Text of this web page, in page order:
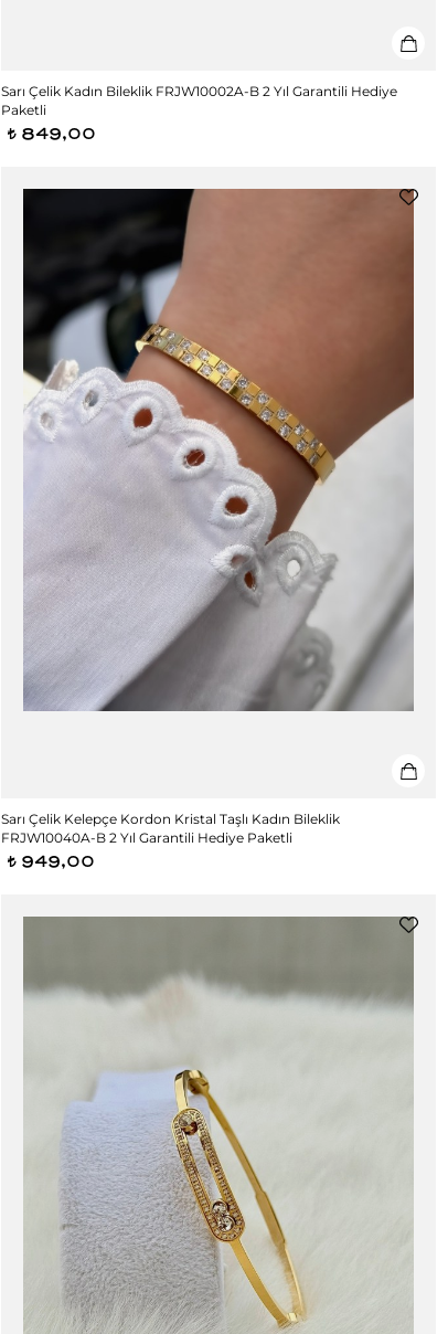
Sarı Çelik Kadın Bileklik FRJW10002A-B 2 Yıl Garantili Hediye
Paketli
t849,00
Sarı Çelik Kelepçe Kordon Kristal Taşlı Kadın Bileklik
FRJW10040A-B 2 Yıl Garantili Hediye Paketli
t949,00